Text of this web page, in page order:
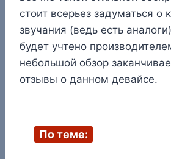
стоит всерьез задуматься о
звучания (ведь есть
будет учтено
небольшой обзор
отзывы о данном девайсе.
По теме: